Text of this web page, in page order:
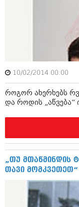
იანვარი
ნოემბერი
ოქტომბერი
სექტემბერი
ივლისი
მაისი
აპრილი
მარტი
თებერვალი
იანვარი
ნოემბერი
ოქტომბერი
აგვისტო
ივლისი
10/02/2014 00:00
როგორ ახერხებს
და როდის „აწვება”
„თუ მთაწმინდის
თავი მომკვეთეთ“